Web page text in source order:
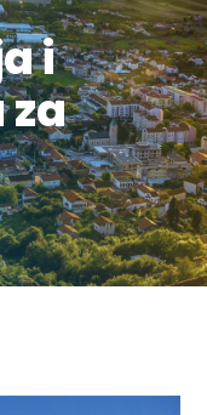
i
za